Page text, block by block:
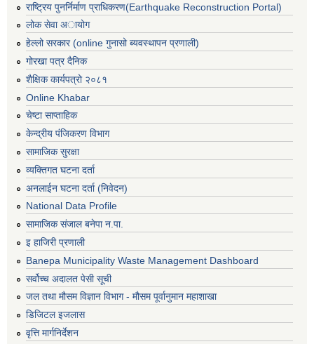
राष्ट्रिय पुनर्निर्माण प्राधिकरण(Earthquake Reconstruction Portal)
लोक सेवा अायोग
हेल्लो सरकार (online गुनासो ब्यवस्थापन प्रणाली)
गोरखा पत्र दैनिक
शैक्षिक कार्यपत्रो २०८१
Online Khabar
चेष्टा साप्ताहिक
केन्द्रीय पंजिकरण विभाग
सामाजिक सुरक्षा
व्यक्तिगत घटना दर्ता
अनलाईन घटना दर्ता (निवेदन)
National Data Profile
सामाजिक संजाल बनेपा न.पा.
इ हाजिरी प्रणाली
Banepa Municipality Waste Management Dashboard
सर्वोच्च अदालत पेसी सूची
जल तथा मौसम विज्ञान विभाग - मौसम पूर्वानुमान महाशाखा
डिजिटल इजलास
वृत्ति मार्गनिर्देशन